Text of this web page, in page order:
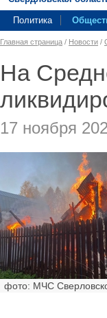
Политика
Главная страница / Новости /
На
17 ноября
фото: МЧС